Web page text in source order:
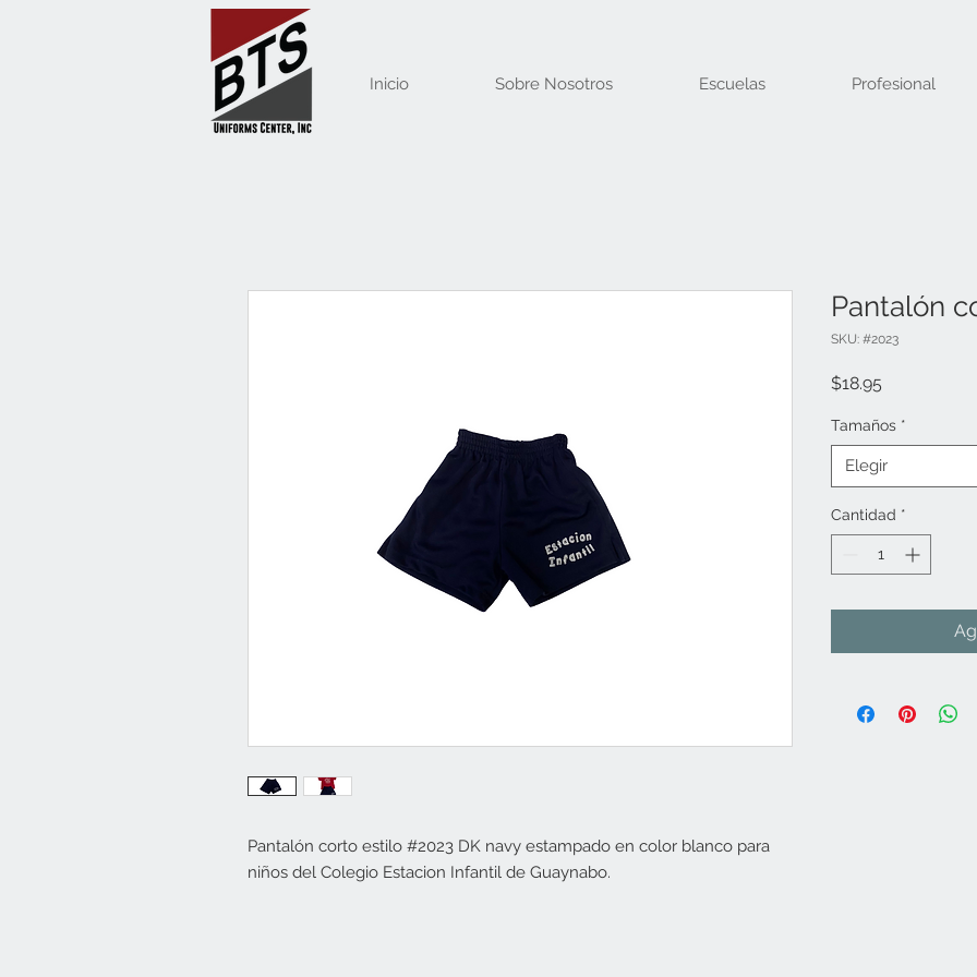
Inicio Sobre Nosotros Escuelas Profesional
Pantalón corto estilo #2023 DK navy estampado en color blanco para
niños del Colegio Estacion Infantil de Guaynabo.
Pantalón
SKU: #2023
$18.95
Tamaños *
Elegir
Cantidad *